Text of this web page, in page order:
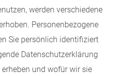
werden verschiedene
Personenbezogene
Sie persönlich identifiziert
Datenschutzerklärung
und wofür wir sie